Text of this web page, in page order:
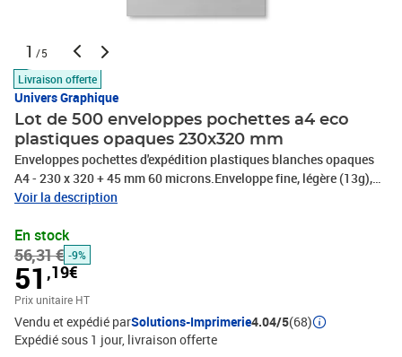
1 /5
Livraison offerte
Univers Graphique
Lot de 500 enveloppes pochettes a4 eco
plastiques opaques 230x320 mm
Enveloppes pochettes d'expédition plastiques blanches opaques
A4 - 230 x 320 + 45 mm 60 microns.Enveloppe fine, légère (13g),
solide, inviolable et imperméable.enveloppes pochettes
livres, boites A4 peu épaisse petits et moyens objets.Format 230 x
320 mm avec rabat de fermeture de 45 mm Type A4. Une
enveloppes pochettes plastique avec fermeture définitive.Une
enveloppes pochettes indéchirable qui résiste à toutes les
manipulationsUne enveloppe étanche, votre envoi ne subira pas
les intempéries la pochette est100% imperméable.Une enveloppes
pochettes plastique ultralégère pesant seulement 9g, vous
Voir la description
En stock
56,31 € -9%
51 ,19€
Prix unitaire HT
Vendu et expédié parSolutions-Imprimerie4.04/5(68)
Expédié sous 1 jour livraison offerte